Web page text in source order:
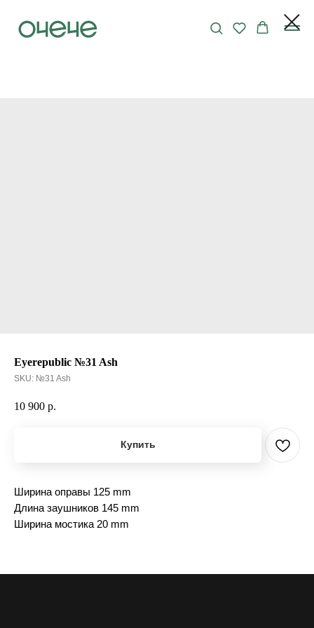
Eyerepublic №31 Ash
SKU: №31 Ash
10 900 р.
Купить
Ширина оправы 125 mm
Длина заушников 145 mm
Ширина мостика 20 mm